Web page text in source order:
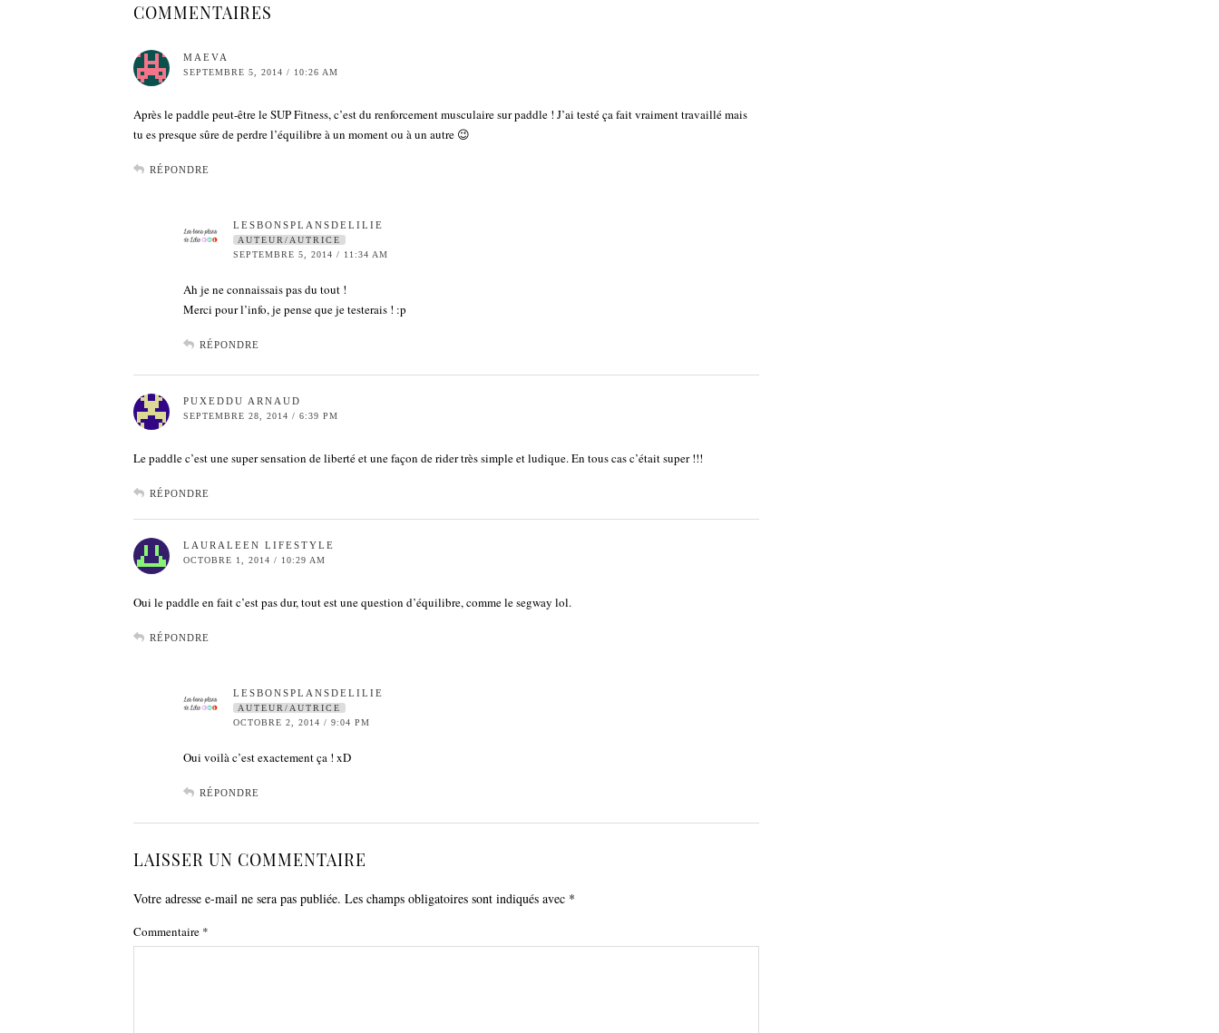
COMMENTAIRES
MAEVA
SEPTEMBRE 5, 2014 / 10:26 AM
Après le paddle peut-être le SUP Fitness, c’est du renforcement musculaire sur paddle ! J’ai testé ça fait vraiment travaillé mais
tu es presque sûre de perdre l’équilibre à un moment ou à un autre 😉
RÉPONDRE
LESBONSPLANSDELILIE
AUTEUR/AUTRICE
SEPTEMBRE 5, 2014 / 11:34 AM
Ah je ne connaissais pas du tout !
Merci pour l’info, je pense que je testerais ! :p
RÉPONDRE
PUXEDDU ARNAUD
SEPTEMBRE 28, 2014 / 6:39 PM
Le paddle c’est une super sensation de liberté et une façon de rider très simple et ludique. En tous cas c’était super !!!
RÉPONDRE
LAURALEEN LIFESTYLE
OCTOBRE 1, 2014 / 10:29 AM
Oui le paddle en fait c’est pas dur, tout est une question d’équilibre, comme le segway lol.
RÉPONDRE
LESBONSPLANSDELILIE
AUTEUR/AUTRICE
OCTOBRE 2, 2014 / 9:04 PM
Oui voilà c’est exactement ça ! xD
RÉPONDRE
LAISSER UN COMMENTAIRE
Votre adresse e-mail ne sera pas publiée. Les champs obligatoires sont indiqués avec *
Commentaire *